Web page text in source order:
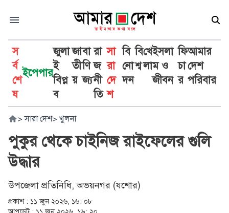
স
র্ব
শে
ষ
ইপেপার
জুলা
ই
বিপ্ল
ব
জা
তী
য়
বা
ণি
জ্য
রা
জ
নী
তি
সা
রা
দে
শ
বি
নো
দন
বি
শ্ব
খে
লা
ইসলা
ম ও
জীবন
ফি
চা
র
আমার
দেশ
পরিবার
> সারা দেশ> খুলনা
পুকুর থেকে চাইনিজ রাইফেলের গুলি
উদ্ধার
উপজেলা প্রতিনিধি, অভয়নগর (যশোর)
প্রকাশ : ১১ জুন ২০২৬, ১৬: ০৮